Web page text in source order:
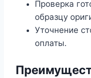
Проверка
образцу
Уточнение
оплаты.